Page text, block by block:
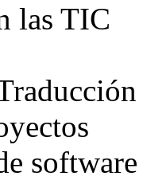
las TIC
software